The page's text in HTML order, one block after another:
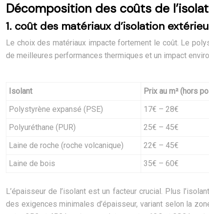
Décomposition des coûts de
1. coût des matériaux d’isolation
Le choix des matériaux impacte fortement le coût. Le
de meilleures performances thermiques et un impact
Isolant Prix au m² (hors
Polystyrène expansé (PSE)
17€ – 28€
Polyuréthane (PUR)
25€ – 45€
Laine de roche (roche volcanique)
22€ – 45€
Laine de bois
35€ – 60€
L’épaisseur de l’isolant est un facteur crucial. Plus
des exigences minimales d’épaisseur, variant selon la